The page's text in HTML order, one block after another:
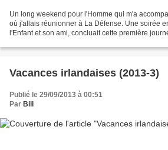
Un long weekend pour l'Homme qui m'a
où j'allais réunionner à La Défense. Une soirée
l'Enfant et son ami, concluait cette première
Vacances irlandaises (2013-3)
Publié le 29/09/2013 à 00:51
Par Bill